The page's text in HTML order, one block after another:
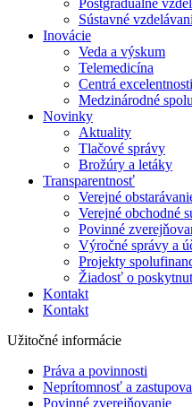
Postgraduálne
Sústavné
Inovácie
Veda a výskum
Telemedicína
Centrá excelentnosti
Medzinárodné
Novinky
Aktuality
Tlačové správy
Brožúry a letáky
Transparentnosť
Verejné
Verejné obchodné
Povinné
Výročné správy a
Projekty
Žiadosť o
Kontakt
Kontakt
Užitočné informácie
Práva a povinnosti
Neprítomnosť a
Povinné zverejňovanie